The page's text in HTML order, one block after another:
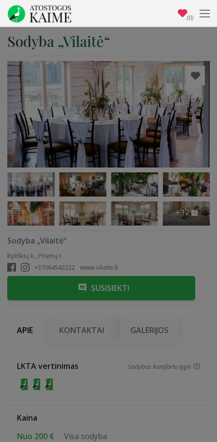
Sodyba „Vilaitė“
+37
Sodyba „Vilaitė“
Byliškių k., Prienų r.
+37064542222
www.vilaite.lt
SUSISIEKTI
APIE KONTAKTAI GALERIJOS
LKTA vertinimas Sodybos komforto lygis
Kaina
Nuo 200 €
Visa sodyba
(0)